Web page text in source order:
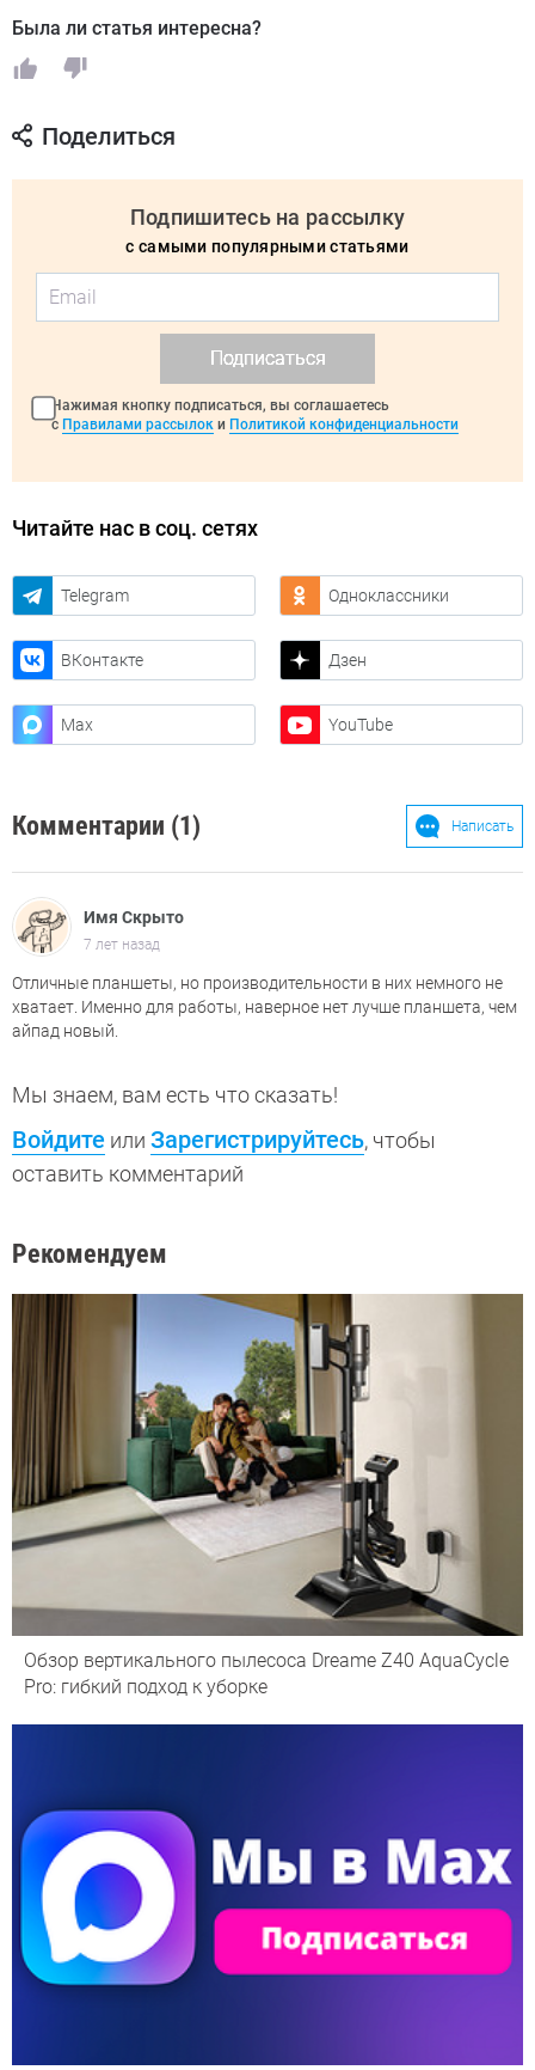
Была ли статья интересна?
Поделиться
Подпишитесь на рассылку
с самыми популярными статьями
Подписаться
Нажимая кнопку подписаться, вы соглашаетесь
с Правилами рассылок и Политикой конфиденциальности
Читайте нас в соц. сетях
Telegram Одноклассники
ВКонтакте Дзен
Max YouTube
Комментарии (1) Написать
Имя Скрыто
7 лет назад
Отличные планшеты, но производительности в них немного не
хватает. Именно для работы, наверное нет лучше планшета, чем
айпад новый.
Мы знаем, вам есть что сказать!
Войдите или Зарегистрируйтесь, чтобы
оставить комментарий
Рекомендуем
Обзор вертикального пылесоса Dreame Z40 AquaCycle
Pro: гибкий подход к уборке